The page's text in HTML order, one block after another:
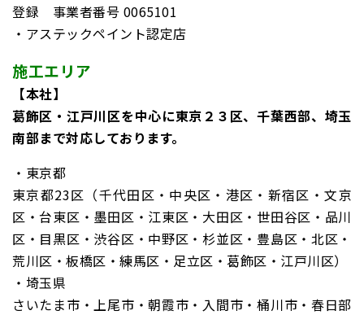
登録 事業者番号 0065101
・アステックペイント認定店
施工エリア
【本社】
葛飾区・江戸川区を中心に東京２３区、千葉西部、埼玉
南部まで対応しております。
・東京都
東京都23区（千代田区・中央区・港区・新宿区・文京
区・台東区・墨田区・江東区・大田区・世田谷区・品川
区・目黒区・渋谷区・中野区・杉並区・豊島区・北区・
荒川区・板橋区・練馬区・足立区・葛飾区・江戸川区）
・埼玉県
さいたま市・上尾市・朝霞市・入間市・桶川市・春日部